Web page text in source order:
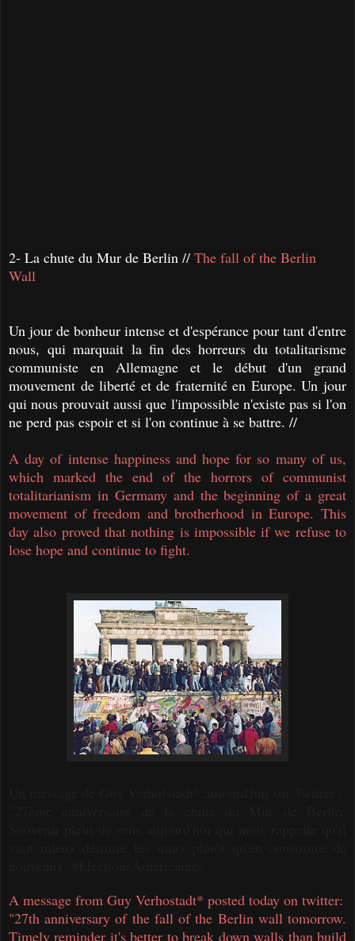
2- La chute du Mur de Berlin // The fall of the Berlin
Wall
Un jour de bonheur intense et d'espérance pour tant d'entre
nous, qui marquait la fin des horreurs du totalitarisme
communiste en Allemagne et le début d'un grand
mouvement de liberté et de fraternité en Europe. Un jour
qui nous prouvait aussi que l'impossible n'existe pas si l'on
ne perd pas espoir et si l'on continue à se battre. //
A day of intense happiness and hope for so many of us,
which marked the end of the horrors of communist
totalitarianism in Germany and the beginning of a great
movement of freedom and brotherhood in Europe. This
day also proved that nothing is impossible if we refuse to
lose hope and continue to fight.
A message from Guy Verhostadt* posted today on twitter:
"27th anniversary of the fall of the Berlin wall tomorrow.
Timely reminder it's better to break down walls than build